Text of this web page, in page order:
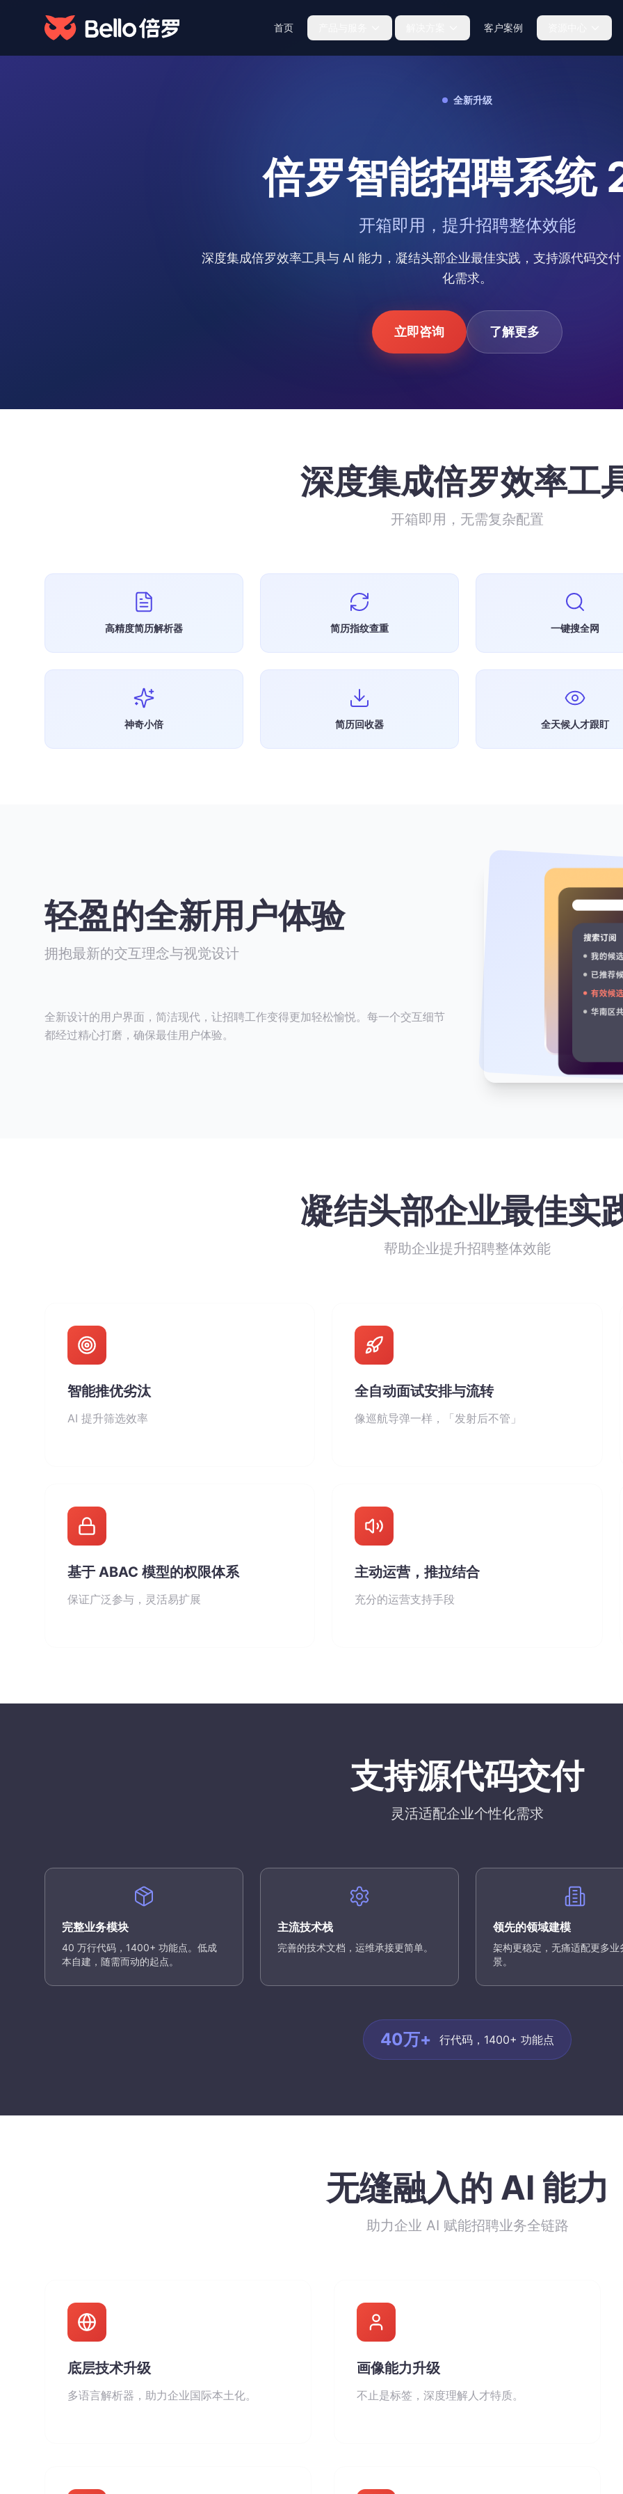
首页
人才 AI 引擎
招聘决策的智慧大脑
盘活·资产利用
全景 AI 人才库
人才资产的智能底座
基建赋能方案
500人以上，人才数据主权
招聘产能突破方案
猎头/RPO/招聘服务企业
内招活水解决方案
AI推荐与流程闭环激活组织潜能
客户案例
全新升级
倍罗智能招聘系统
开箱即用，提升招聘整体效能
深度集成倍罗效率工具与 AI 能力，凝结头部企业最佳实践，支持源代码交
化需求。
立即咨询 了解更多
深度集成倍罗效率工
开箱即用，无需复杂配置
高精度简历解析器 简历指纹查重 一键搜全网
神奇小倍 简历回收器 全天候人才跟盯
轻盈的全新用户体验
拥抱最新的交互理念与视觉设计
全新设计的用户界面，简洁现代，让招聘工作变得更加轻松愉悦。每一个交互细节
都经过精心打磨，确保最佳用户体验。
凝结头部企业最佳实
帮助企业提升招聘整体效能
智能推优劣汰
AI 提升筛选效率
全自动面试安排与流转
像巡航导弹一样，「发射后不管」
基于 ABAC 模型的权限体系
保证广泛参与，灵活易扩展
主动运营，推拉结合
充分的运营支持手段
支持源代码交付
灵活适配企业个性化需求
完整业务模块
40 万行代码，1400+ 功能点。低成
本自建，随需而动的起点。
主流技术栈
完善的技术文档，运维承接更简单。
领先的领域建模
架构更稳定，无痛适配更多业
景。
40万+ 行代码，1400+ 功能点
无缝融入的 AI 能力
助力企业 AI 赋能招聘业务全链路
底层技术升级
多语言解析器，助力企业国际本土化。
画像能力升级
不止是标签，深度理解人才特质。